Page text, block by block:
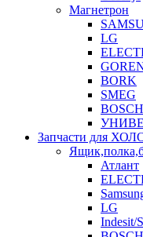
Магнетрон
LG
BORK
SMEG
Запчасти для
Атлант
LG
Indesit/